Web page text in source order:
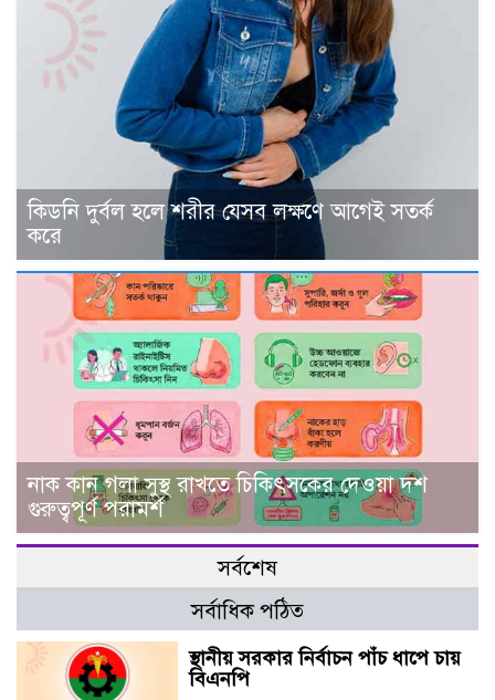
কিডনি দুর্বল হলে শরীর যেসব লক্ষণে আগেই সতর্ক
করে
নাক কান গলা সুস্থ রাখতে চিকিৎসকের দেওয়া দশ
গুরুত্বপূর্ণ পরামর্শ
সর্বশেষ
সর্বাধিক পঠিত
স্থানীয় সরকার নির্বাচন পাঁচ ধাপে চায়
বিএনপি